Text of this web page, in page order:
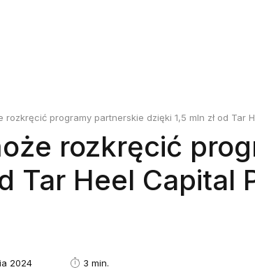
rozkręcić programy partnerskie dzięki 1,5 mln zł od Tar
rozkręcić
Tar Heel Capital
2024 3 min.